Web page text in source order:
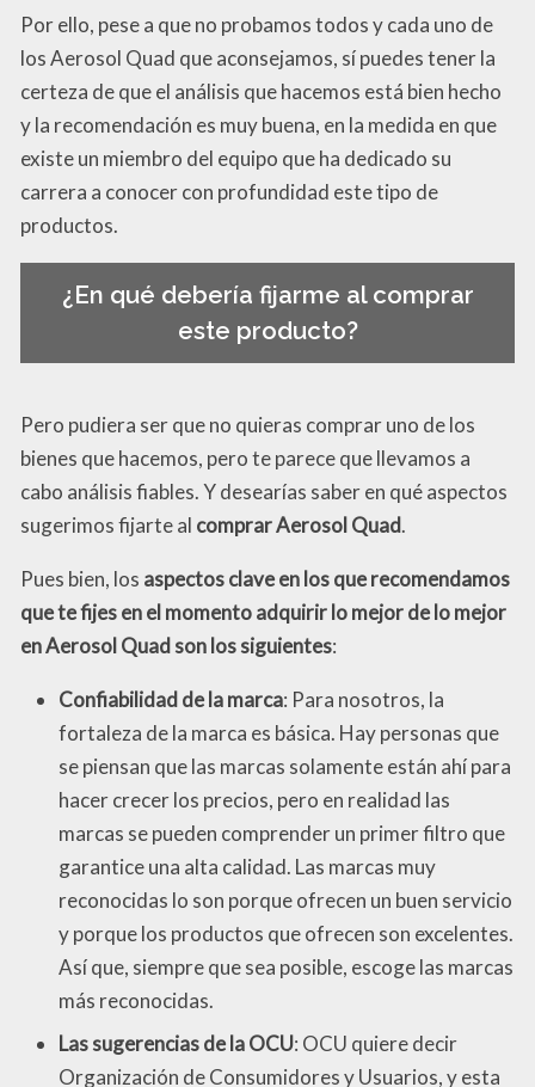
Por ello, pese a que no probamos todos y cada uno de
los Aerosol Quad que aconsejamos, sí puedes tener la
certeza de que el análisis que hacemos está bien hecho
y la recomendación es muy buena, en la medida en que
existe un miembro del equipo que ha dedicado su
carrera a conocer con profundidad este tipo de
productos.
¿En qué debería fijarme al comprar
este producto?
Pero pudiera ser que no quieras comprar uno de los
bienes que hacemos, pero te parece que llevamos a
cabo análisis fiables. Y desearías saber en qué aspectos
sugerimos fijarte al comprar Aerosol Quad.
Pues bien, los aspectos clave en los que recomendamos
que te fijes en el momento adquirir lo mejor de lo mejor
en Aerosol Quad son los siguientes:
Confiabilidad de la marca: Para nosotros, la
fortaleza de la marca es básica. Hay personas que
se piensan que las marcas solamente están ahí para
hacer crecer los precios, pero en realidad las
marcas se pueden comprender un primer filtro que
garantice una alta calidad. Las marcas muy
reconocidas lo son porque ofrecen un buen servicio
y porque los productos que ofrecen son excelentes.
Así que, siempre que sea posible, escoge las marcas
más reconocidas.
Las sugerencias de la OCU: OCU quiere decir
Organización de Consumidores y Usuarios, y esta